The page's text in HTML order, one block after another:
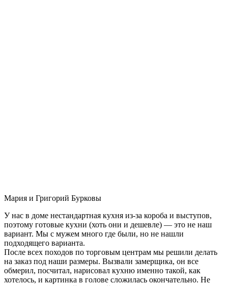
Мария и Григорий Бурковы
У нас в доме нестандартная кухня из-за короба и выступов,
поэтому готовые кухни (хоть они и дешевле) — это не наш
вариант. Мы с мужем много где были, но не нашли
подходящего варианта.
После всех походов по торговым центрам мы решили делать
на заказ под наши размеры. Вызвали замерщика, он все
обмерил, посчитал, нарисовал кухню именно такой, как
хотелось, и картинка в голове сложилась окончательно. Не